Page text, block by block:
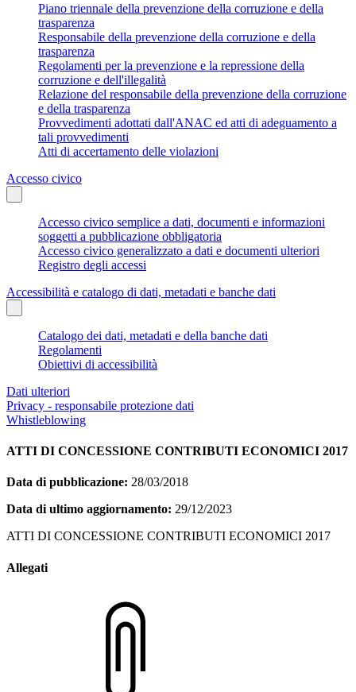
Piano triennale della prevenzione della corruzione e della
trasparenza
Responsabile della prevenzione della corruzione e della
trasparenza
Regolamenti per la prevenzione e la repressione della
corruzione e dell'illegalità
Relazione del responsabile della prevenzione della corruzione
e della trasparenza
Provvedimenti adottati dall'ANAC ed atti di adeguamento a
tali provvedimenti
Atti di accertamento delle violazioni
Accesso civico
Accesso civico semplice a dati, documenti e informazioni
soggetti a pubblicazione obbligatoria
Accesso civico generalizzato a dati e documenti ulteriori
Registro degli accessi
Accessibilità e catalogo di dati, metadati e banche dati
Catalogo dei dati, metadati e della banche dati
Regolamenti
Obiettivi di accessibilità
Dati ulteriori
Privacy - responsabile protezione dati
Whistleblowing
ATTI DI CONCESSIONE CONTRIBUTI ECONOMICI 2017
Data di pubblicazione: 28/03/2018
Data di ultimo aggiornamento: 29/12/2023
ATTI DI CONCESSIONE CONTRIBUTI ECONOMICI 2017
Allegati